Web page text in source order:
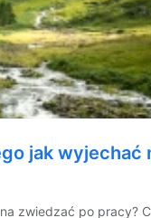
jak wyjechać
zwiedzać po pracy?